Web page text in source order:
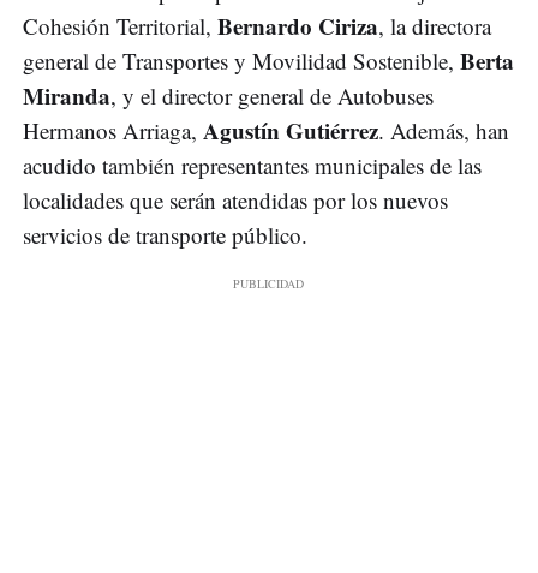
Cohesión Territorial, Bernardo Ciriza, la directora
general de Transportes y Movilidad Sostenible, Berta
Miranda, y el director general de Autobuses
Hermanos Arriaga, Agustín Gutiérrez. Además, han
acudido también representantes municipales de las
localidades que serán atendidas por los nuevos
servicios de transporte público.